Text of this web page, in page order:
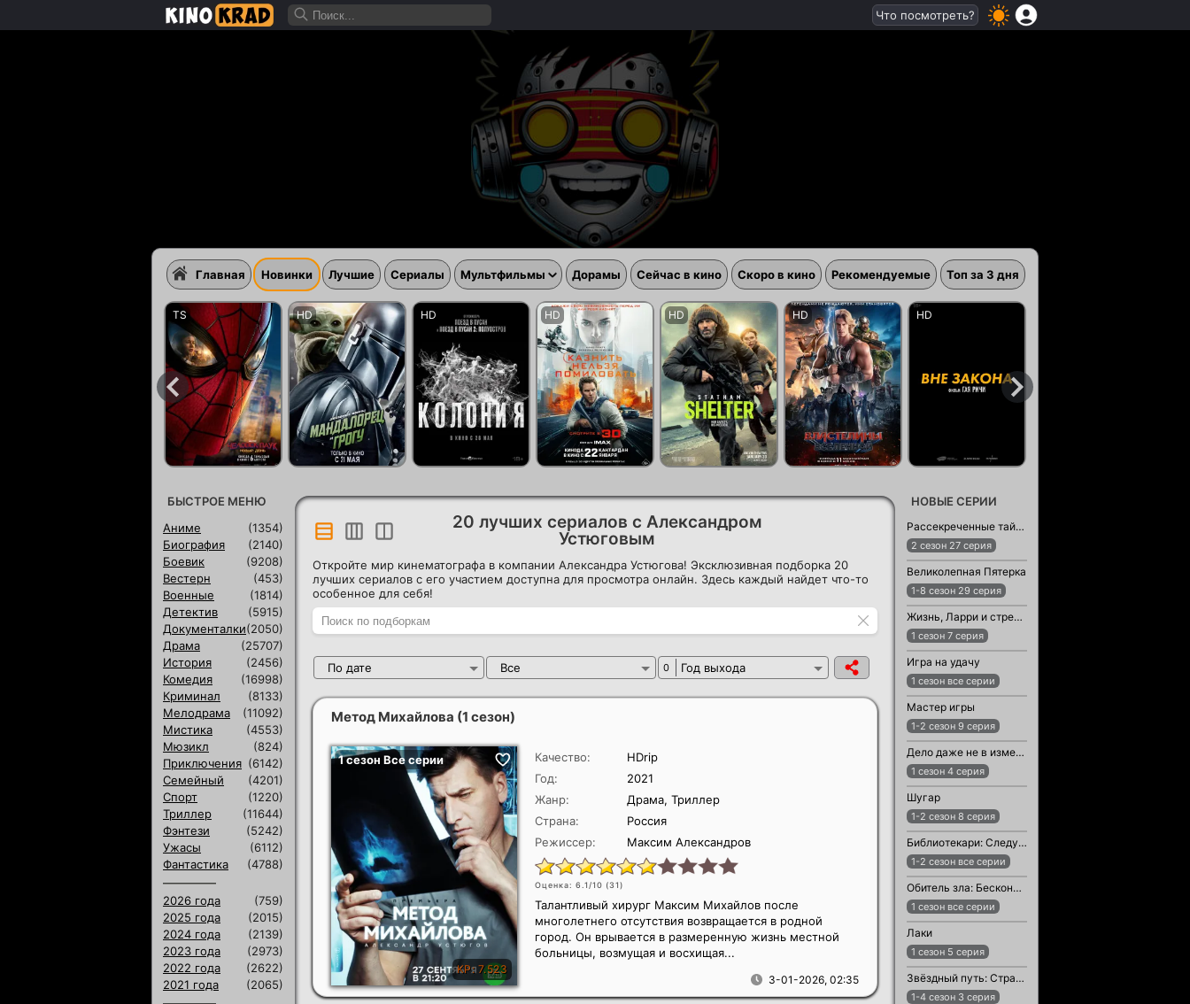
20 лучших сериалов с Александром
Устюговым
Откройте мир кинематографа в компании Александра Устюгова! Эксклюзивная подборка 20
лучших сериалов с его участием доступна для просмотра онлайн. Здесь каждый найдет что-то
особенное для себя!
По дате Все 0 Год выхода
Метод Михайлова (1 сезон)
Качество:
HDrip
Год:
2021
Жанр:
Драма, Триллер
Страна:
Россия
Режиссер:
Максим Александров
Оценка: 6.1/10 (31)
3-01-2026, 02:35
Талантливый хирург Максим Михайлов после
многолетнего отсутствия возвращается в родной
город. Он врывается в размеренную жизнь местной
больницы, возмущая и восхищая...
БЫСТРОЕ МЕНЮ
Аниме
(1354)
Биография
(2140)
Боевик
(9208)
Вестерн
(453)
Военные
(1814)
Детектив
(5915)
Документалки(2050)
Драма
(25707)
История
(2456)
Комедия
(16998)
Криминал
(8133)
Мелодрама
(11092)
Мистика
(4553)
Мюзикл
(824)
Приключения (6142)
Семейный
(4201)
Спорт
(1220)
Триллер
(11644)
Фэнтези
(5242)
Ужасы
(6112)
Фантастика
(4788)
2026 года
(759)
2025 года
(2015)
2024 года
(2139)
2023 года
(2973)
2022 года
(2622)
2021 года
(2065)
НОВЫЕ СЕРИИ
Рассекреченные тайны с Дэвидом Духовны
2 сезон 27 серия
Великолепная Пятерка
1-8 сезон 29 серия
Жизнь, Ларри и стремление к несчастью: Почти история Америки
1 сезон 7 серия
Игра на удачу
1 сезон все серии
Мастер игры
1-2 сезон 9 серия
Дело даже не в измене
1 сезон 4 серия
Шугар
1-2 сезон 8 серия
Библиотекари: Следующая глава
1-2 сезон все серии
Обитель зла: Бесконечная тьма
1 сезон все серии
Лаки
1 сезон 5 серия
Звёздный путь: Странные новые миры
1-4 сезон 3 серия
Главная Новинки Лучшие Сериалы Мультфильмы Дорамы Сейчас в кино Скоро в кино Рекомендуемые Топ за 3 дня
Что посмотреть?